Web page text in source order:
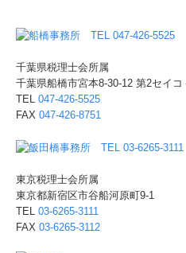
千葉県税理士会所属
千葉県船橋市宮本8-30-12 第2セイコ
TEL 047-426-5525
FAX 047-426-8751
東京税理士会所属
東京都新宿区市谷船河原町9-1
TEL 03-6265-3111
FAX 03-6265-3112